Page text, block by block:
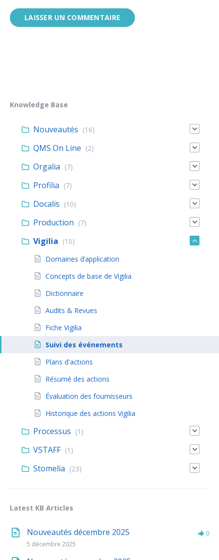
Knowledge Base
Nouveautés (16)
QMS On Line (2)
Orgalia (7)
Profilia (7)
Docalis (10)
Production (7)
Vigilia (10)
Domaines d’application
Concepts de base de Vigilia
Dictionnaire
Audits & Revues
Fiche Vigilia
Suivi des événements
Plans d'actions
Résumé des actions
Évaluation des fournisseurs
Historique des actions Vigilia
Processus (1)
VSTAFF (1)
Stomelia (23)
Latest KB Articles
Nouveautés décembre 2025
5 décembre 2025
0